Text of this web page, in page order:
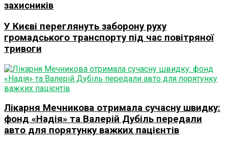
захисників
У Києві переглянуть заборону руху
громадського транспорту під час повітряної
тривоги
Лікарня Мечникова отримала сучасну швидку:
фонд «Надія» та Валерій Дубіль передали
авто для порятунку важких пацієнтів